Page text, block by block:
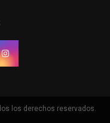
los derechos reservados.